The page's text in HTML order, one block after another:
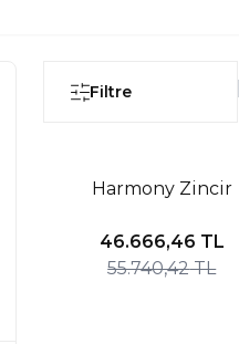
Filtre
Harmony Zincir
46.666,46 TL
55.740,42TL